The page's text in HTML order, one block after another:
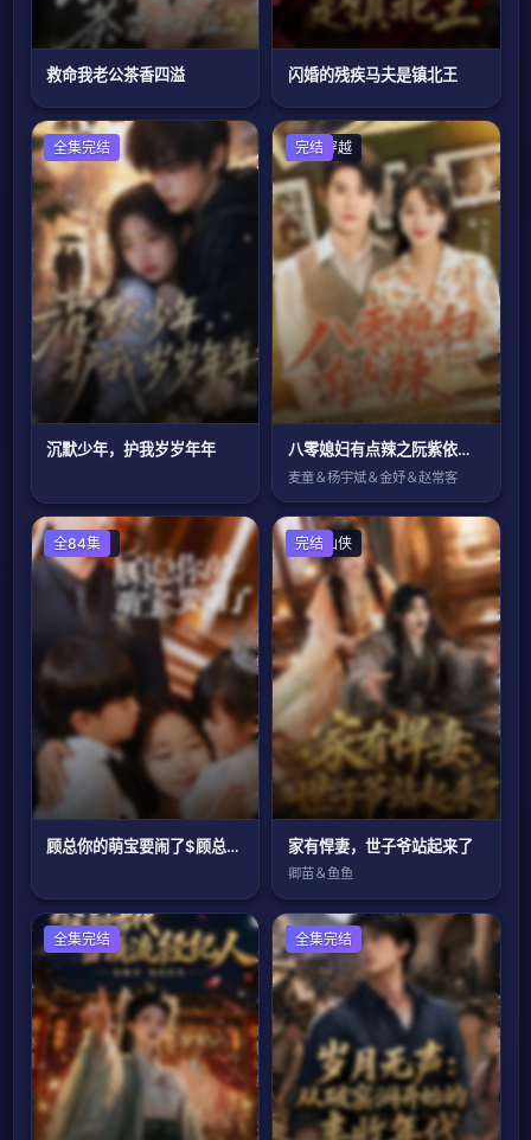
救命我老公茶香四溢 闪婚的残疾马夫是镇北王
全集完结
沉默少年，护我岁岁年年
年代穿越
完结
八零媳妇有点辣之阮紫依的书中梦
麦童＆杨宇斌＆金妤＆赵常客
女频恋爱
全84集
顾总你的萌宝要闹了$顾总你的萌宝造反了
古装仙侠
完结
家有悍妻，世子爷站起来了
卿苗＆鱼鱼
年代穿越
全集完结 现代都市
全集完结